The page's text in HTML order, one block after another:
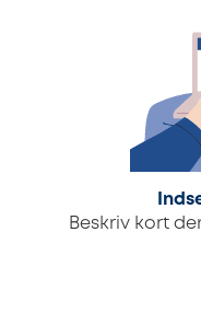
Beskriv kort